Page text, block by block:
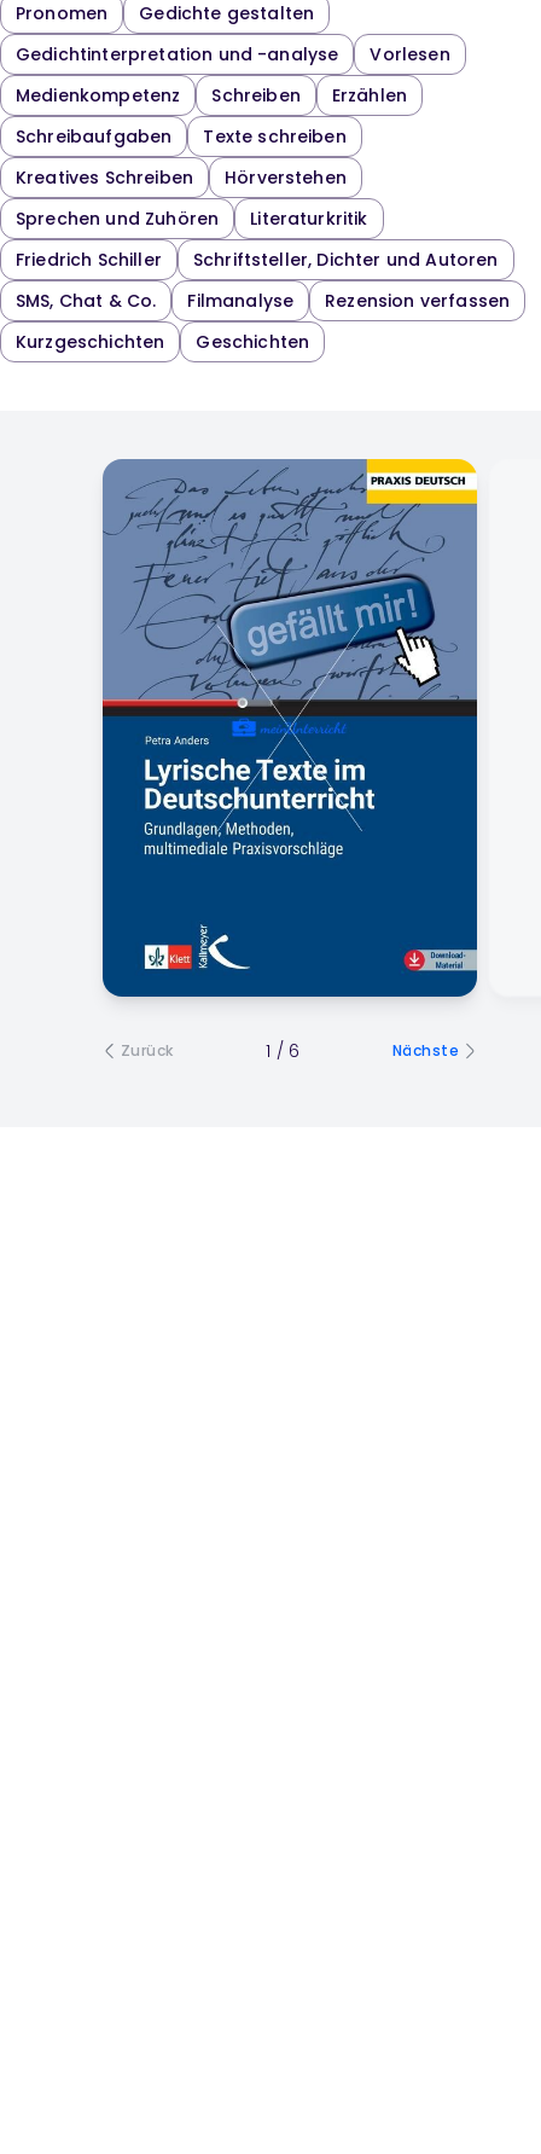
Pronomen
Gedichte gestalten
Gedichtinterpretation und -analyse
Vorlesen
Medienkompetenz
Schreiben
Erzählen
Schreibaufgaben
Texte schreiben
Kreatives Schreiben
Hörverstehen
Sprechen und Zuhören
Literaturkritik
Friedrich Schiller
Schriftsteller, Dichter und Autoren
SMS, Chat & Co.
Filmanalyse
Rezension verfassen
Kurzgeschichten
Geschichten
Zurück 1 / 6 Nächste